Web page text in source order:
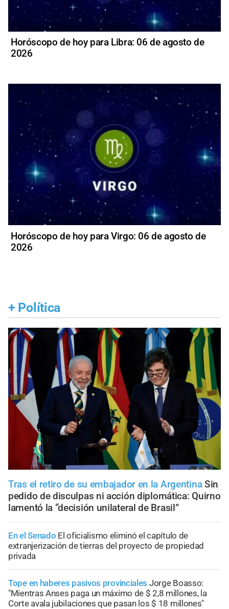
Horóscopo de hoy para Libra: 06 de agosto de
2026
Horóscopo de hoy para Virgo: 06 de agosto de
2026
+ Política
Tras el retiro de su embajador en la Argentina Sin
pedido de disculpas ni acción diplomática: Quirno
lamentó la “decisión unilateral de Brasil”
En el Senado El oficialismo eliminó el capítulo de
extranjerización de tierras del proyecto de propiedad
privada
Tope en haberes pasivos provinciales Jorge Boasso:
"Mientras Anses paga un máximo de $ 2,8 millones, la
Corte avala jubilaciones que pasan los $ 18 millones"